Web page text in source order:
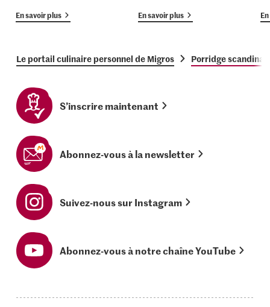
En savoir plus En savoir plus
Le portail culinaire personnel de Migros Porridge
S’inscrire maintenant
Abonnez-vous à la newsletter
Suivez-nous sur Instagram
Abonnez-vous à notre chaîne YouTube